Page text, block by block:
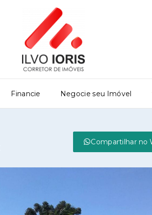
Financie Negocie seu Imóvel
Compartilhar no